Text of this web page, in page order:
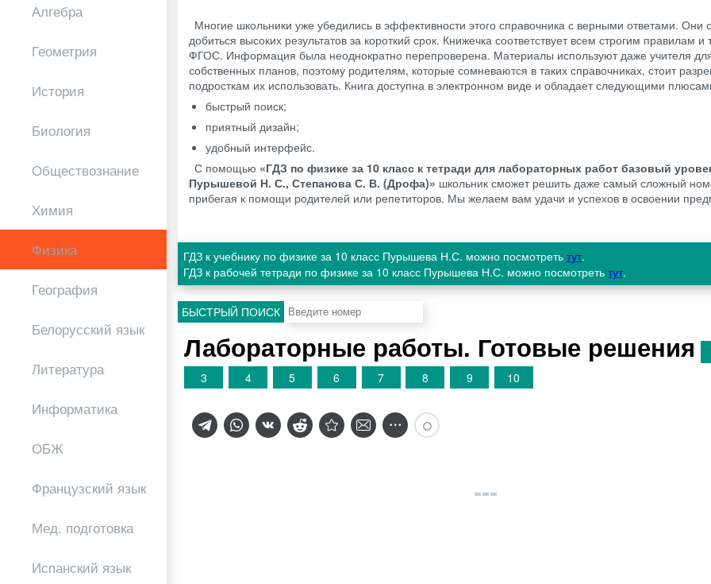
Алгебра
Геометрия
История
Биология
Обществознание
Химия
Физика
География
Белорусский язык
Литература
Информатика
ОБЖ
Французский язык
Мед. подготовка
Испанский язык
Многие школьники уже убедились в эффективности этого справочника с верными ответами. Они
добиться высоких результатов за короткий срок. Книжечка соответствует всем строгим правилам
ФГОС. Информация была неоднократно перепроверена. Материалы используют даже учителя
собственных планов, поэтому родителям, которые сомневаются в таких справочниках, стоит
подросткам их использовать. Книга доступна в электронном виде и обладает следующими
быстрый поиск;
приятный дизайн;
удобный интерфейс.
С помощью «ГДЗ по физике за 10 класс к тетради для лабораторных работ базовый
Пурышевой Н. С., Степанова С. В. (Дрофа)» школьник сможет решить даже самый сложный
прибегая к помощи родителей или репетиторов. Мы желаем вам удачи и успехов в освоении
ГДЗ к учебнику по физике за 10 класс Пурышева Н.С. можно посмотреть тут.
ГДЗ к рабочей тетради по физике за 10 класс Пурышева Н.С. можно посмотреть тут.
БЫСТРЫЙ ПОИСК
Лабораторные работы. Готовые решения
3 4 5 6 7 8 9 10